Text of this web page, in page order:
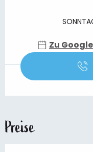
Zu
Preise